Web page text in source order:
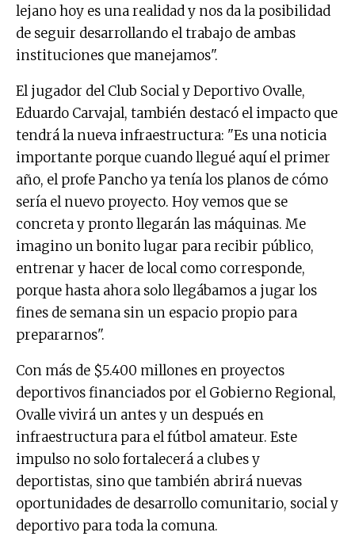
lejano hoy es una realidad y nos da la posibilidad
de seguir desarrollando el trabajo de ambas
instituciones que manejamos".
El jugador del Club Social y Deportivo Ovalle,
Eduardo Carvajal, también destacó el impacto que
tendrá la nueva infraestructura: "Es una noticia
importante porque cuando llegué aquí el primer
año, el profe Pancho ya tenía los planos de cómo
sería el nuevo proyecto. Hoy vemos que se
concreta y pronto llegarán las máquinas. Me
imagino un bonito lugar para recibir público,
entrenar y hacer de local como corresponde,
porque hasta ahora solo llegábamos a jugar los
fines de semana sin un espacio propio para
prepararnos".
Con más de $5.400 millones en proyectos
deportivos financiados por el Gobierno Regional,
Ovalle vivirá un antes y un después en
infraestructura para el fútbol amateur. Este
impulso no solo fortalecerá a clubes y
deportistas, sino que también abrirá nuevas
oportunidades de desarrollo comunitario, social y
deportivo para toda la comuna.